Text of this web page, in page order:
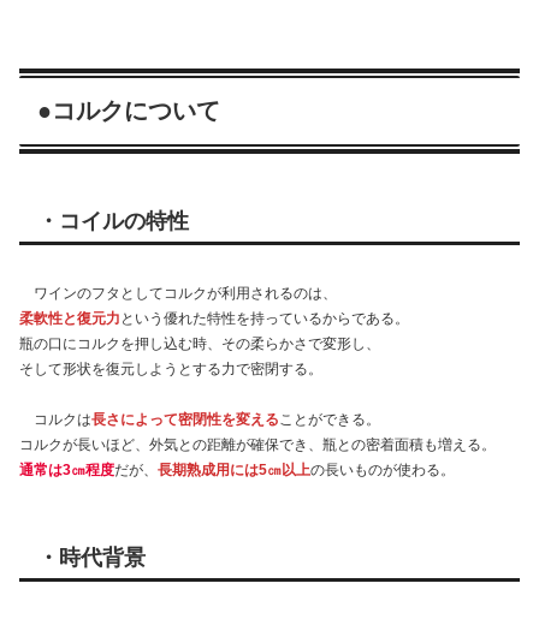
●コルクについて
・コイルの特性
ワインのフタとしてコルクが利用されるのは、
柔軟性と復元力 という優れた特性を持っているからである。
瓶の口にコルクを押し込む時、その柔らかさで変形し、
そして形状を復元しようとする力で密閉する。
コルクは長さによって密閉性を変えることができる。
コルクが長いほど、外気との距離が確保でき、瓶との密着面積も増える。
通常は3㎝程度だが、 長期熟成用には5㎝以上の長いものが使わる。
・時代背景